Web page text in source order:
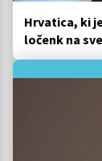
Hrvatica, ki
ločenk na